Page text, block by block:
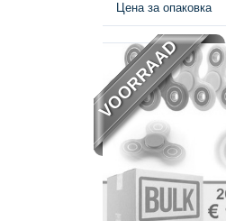
Цена за опаковка
VOORRAAD